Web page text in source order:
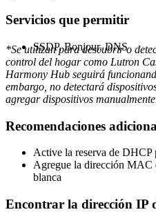
Servicios que permitir
SSDP, Bonjour, DNS
*Se utilizan para descubrir o
control del hogar como Lutron
Harmony Hub seguirá
embargo, no detectará
agregar dispositivos
Recomendaciones
Active la reserva de
Agregue la dirección MAC
blanca
Encontrar la dirección IP